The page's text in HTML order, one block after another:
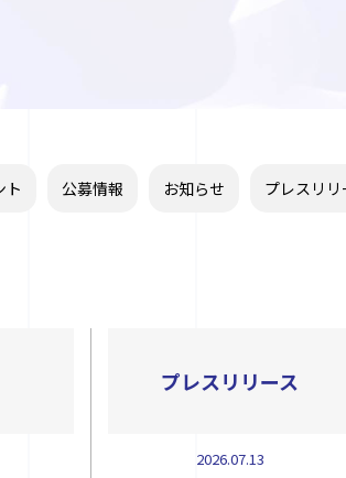
ト 公募情報 お知らせ プレスリリ
プレスリリース
2026.07.13